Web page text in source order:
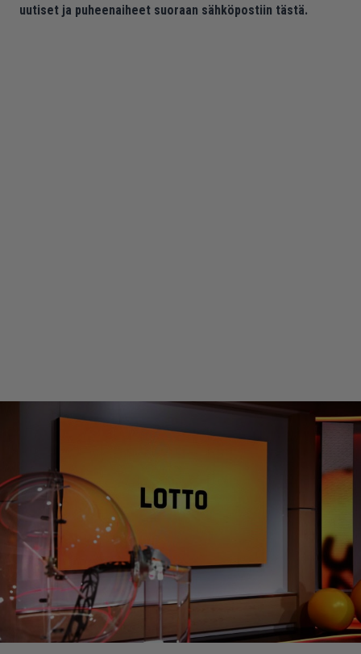
uutiset ja puheenaiheet suoraan sähköpostiin tästä.